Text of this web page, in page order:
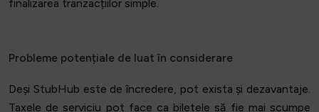
finalizarea tranzacțiilor simple.
Probleme potențiale de luat în considerare
Deși StubHub este de încredere, pot exista și dezavantaje.
Taxele de serviciu pot face ca biletele să fie mai scumpe